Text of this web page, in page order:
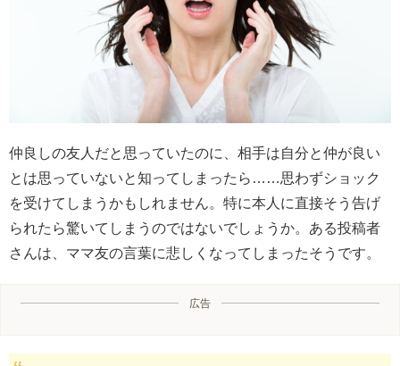
仲良しの友人だと思っていたのに、相手は自分と仲が良い
とは思っていないと知ってしまったら……思わずショック
を受けてしまうかもしれません。特に本人に直接そう告げ
られたら驚いてしまうのではないでしょうか。ある投稿者
さんは、ママ友の言葉に悲しくなってしまったそうです。
広告